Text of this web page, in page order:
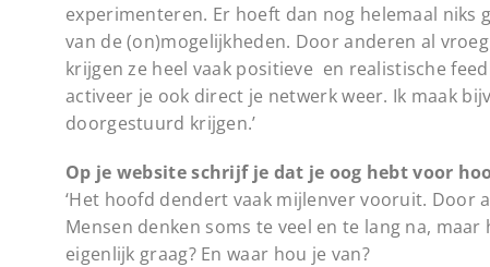
experimenteren. Er hoeft dan nog helemaal niks
van de (on)mogelijkheden. Door anderen al
krijgen ze heel vaak positieve en realistische
activeer je ook direct je netwerk weer. Ik maak
doorgestuurd krijgen.’
Op je website schrijf je dat je oog hebt voor
‘Het hoofd dendert vaak mijlenver vooruit. Door
Mensen denken soms te veel en te lang na,
eigenlijk graag? En waar hou je van?